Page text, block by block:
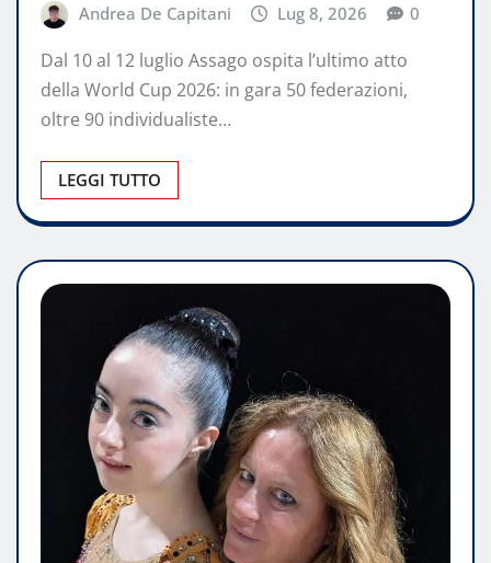
Andrea De Capitani Lug 8, 2026 0
Dal 10 al 12 luglio Assago ospita l’ultimo atto
della World Cup 2026: in gara 50 federazioni,
oltre 90 individualiste…
LEGGI TUTTO